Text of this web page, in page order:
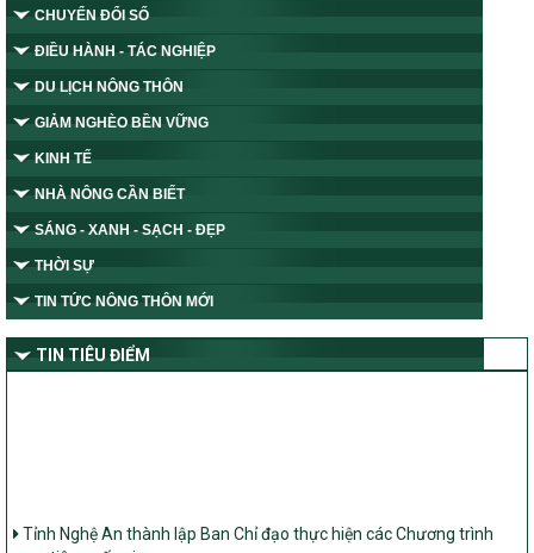
CHUYỂN ĐỔI SỐ
ĐIỀU HÀNH - TÁC NGHIỆP
DU LỊCH NÔNG THÔN
GIẢM NGHÈO BỀN VỮNG
KINH TẾ
NHÀ NÔNG CẦN BIẾT
SÁNG - XANH - SẠCH - ĐẸP
THỜI SỰ
TIN TỨC NÔNG THÔN MỚI
TIN TIÊU ĐIỂM
mục tiêu quốc gia